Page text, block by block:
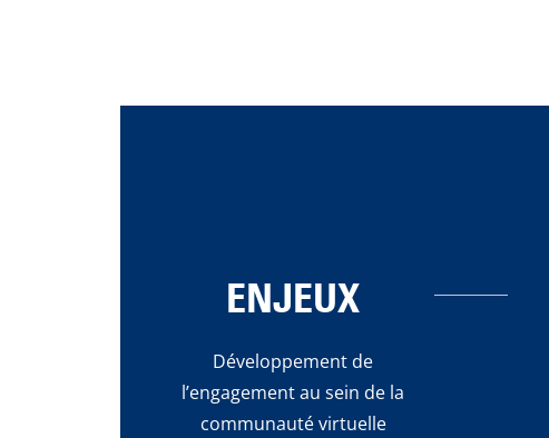
ENJEUX
Développement de
l’engagement au sein de la
communauté virtuelle